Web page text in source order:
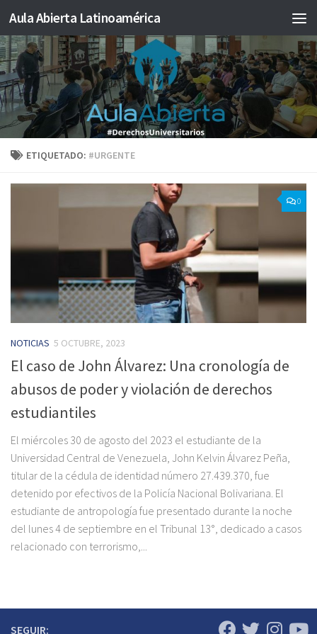
Saltar al contenido
Aula Abierta Latinoamérica
ETIQUETADO: #URGENTE
0
NOTICIAS 5 OCTUBRE, 2023
El caso de John Álvarez: Una cronología de
abusos de poder y violación de derechos
estudiantiles
El miércoles 30 de agosto del 2023 el estudiante de la
Universidad Central de Venezuela, John Kelvin Álvarez Peña,
titular de la cédula de identidad número 27.439.370, fue
detenido por efectivos de la Policía Nacional Bolivariana. El
estudiante de antropología fue presentado durante la noche
del lunes 4 de septiembre en el Tribunal 13°, dedicado a casos
relacionado con terrorismo,...
SEGUIR: